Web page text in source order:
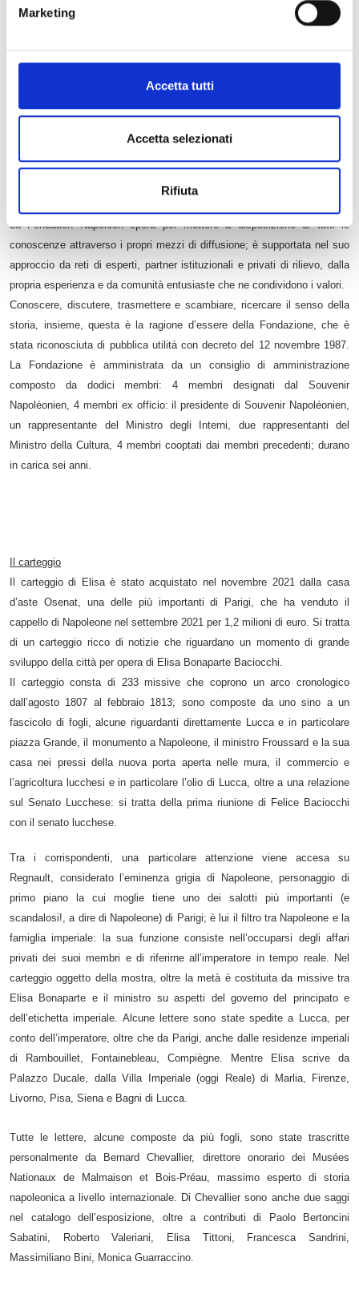
Marketing
Accetta tutti
Accetta selezionati
Rifiuta
Napoleone”.
Il più importante ente del mondo napoleonico
della conoscenza storica, di preservazione del patrimonio e di servizi al
pubblico. I suoi campi di intervento coprono le due epoche Impero
francesi e più in generale il XIX secolo, che fu ampiamente dominato dai
La Fondation Napoléon opera per mettere a disposizione di tutti le
conoscenze attraverso i propri mezzi di diffusione; è supportata nel suo
approccio da reti di esperti, partner istituzionali e privati di rilievo, dalla
propria esperienza e da comunità entusiaste che ne condividono i valori.
Conoscere, discutere, trasmettere e scambiare, ricercare il senso della
storia, insieme, questa è la ragione d’essere della Fondazione, che è
stata riconosciuta di pubblica utilità con decreto del 12 novembre 1987.
La Fondazione è amministrata da un consiglio di amministrazione
composto da dodici membri: 4 membri designati dal Souvenir
Napoléonien, 4 membri ex officio: il presidente di Souvenir Napoléonien,
un rappresentante del Ministro degli Interni, due rappresentanti del
Ministro della Cultura, 4 membri cooptati dai membri precedenti; durano
in carica sei anni.
Il carteggio
Il carteggio di Elisa è stato acquistato nel novembre 2021 dalla casa
d’aste Osenat, una delle più importanti di Parigi, che ha venduto il
cappello di Napoleone nel settembre 2021 per 1,2 milioni di euro. Si tratta
di un carteggio ricco di notizie che riguardano un momento di grande
sviluppo della città per opera di Elisa Bonaparte Baciocchi.
Il carteggio consta di 233 missive che coprono un arco cronologico
dall’agosto 1807 al febbraio 1813; sono composte da uno sino a un
fascicolo di fogli, alcune riguardanti direttamente Lucca e in particolare
piazza Grande, il monumento a Napoleone, il ministro Froussard e la sua
casa nei pressi della nuova porta aperta nelle mura, il commercio e
l’agricoltura lucchesi e in particolare l’olio di Lucca, oltre a una relazione
sul Senato Lucchese: si tratta della prima riunione di Felice Baciocchi
con il senato lucchese.
Tra i corrispondenti, una particolare attenzione viene accesa su
Regnault , consideratol’eminenza grigia di Napoleone, personaggio di
primo piano la cui moglie tiene uno dei salotti più importanti (e
scandalosi!, a dire di Napoleone) di Parigi; è lui il filtro tra Napoleone e la
famiglia imperiale: la sua funzione consiste nell’occuparsi degli affari
privati dei suoi membri e di riferirne all’imperatore in tempo reale. Nel
carteggio oggetto della mostra, oltre la metà è costituita da missive tra
Elisa Bonaparte e il ministro su aspetti del governo del principato e
dell’etichetta imperiale. Alcune lettere sono state spedite a Lucca, per
conto dell’imperatore, oltre che da Parigi, anche dalle residenze imperiali
di Rambouillet, Fontainebleau, Compiègne. Mentre Elisa scrive da
Palazzo Ducale, dalla Villa Imperiale (oggi Reale) di Marlia, Firenze,
Livorno, Pisa, Siena e Bagni di Lucca.
Tutte le lettere, alcune composte da più fogli, sono state trascritte
personalmente da Bernard Chevallier, direttore onorario dei Musées
Nationaux de Malmaison et Bois-Préau, massimo esperto di storia
napoleonica a livello internazionale. Di Chevallier sono anche due saggi
nel catalogo dell’esposizione, oltre a contributi di Paolo Bertoncini
Sabatini, Roberto Valeriani, Elisa Tittoni, Francesca Sandrini,
Massimiliano Bini, Monica Guarraccino.